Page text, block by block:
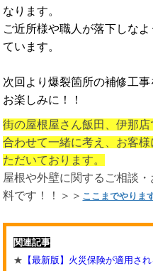
なります。
ご近所様や職人が落下しな
ています。
次回より爆裂箇所の補修工事
お楽しみに！！
街の屋根屋さん飯田、伊那
合わせて一緒に考え、お客
ただいております。
屋根や外壁に関するご相談
料です！！＞＞ ここまでやりま
関連記事
★ 【最新版】火災保険が適用さ